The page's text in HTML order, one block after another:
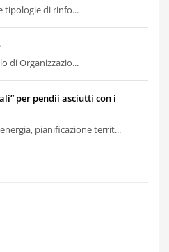
tipologie di rinfo...
di Organizzazio...
per pendii asciutti con i
pianificazione territ...